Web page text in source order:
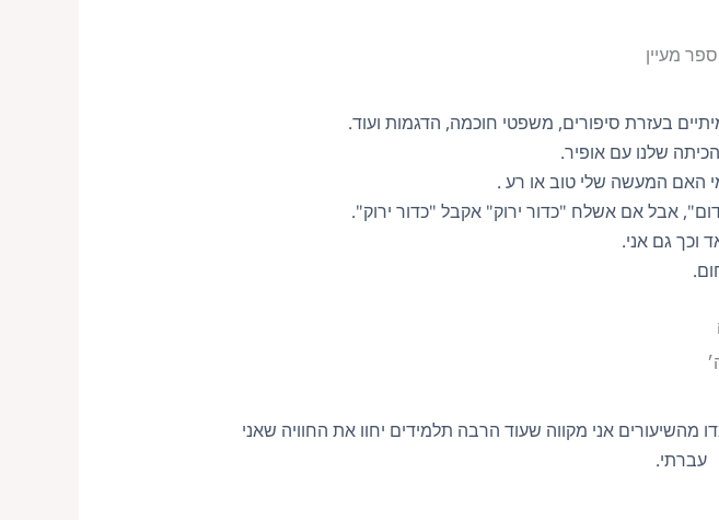
בעזרת סיפורים, משפטי חוכמה, הדגמות ועוד.
שלנו עם אופיר.
האם המעשה שלי טוב או רע .
אבל אם אשלח "כדור ירוק" אקבל "כדור ירוק".
וכך גם אני.
מהשיעורים אני מקווה שעוד הרבה תלמידים יחוו את החוויה שאני
עברתי.